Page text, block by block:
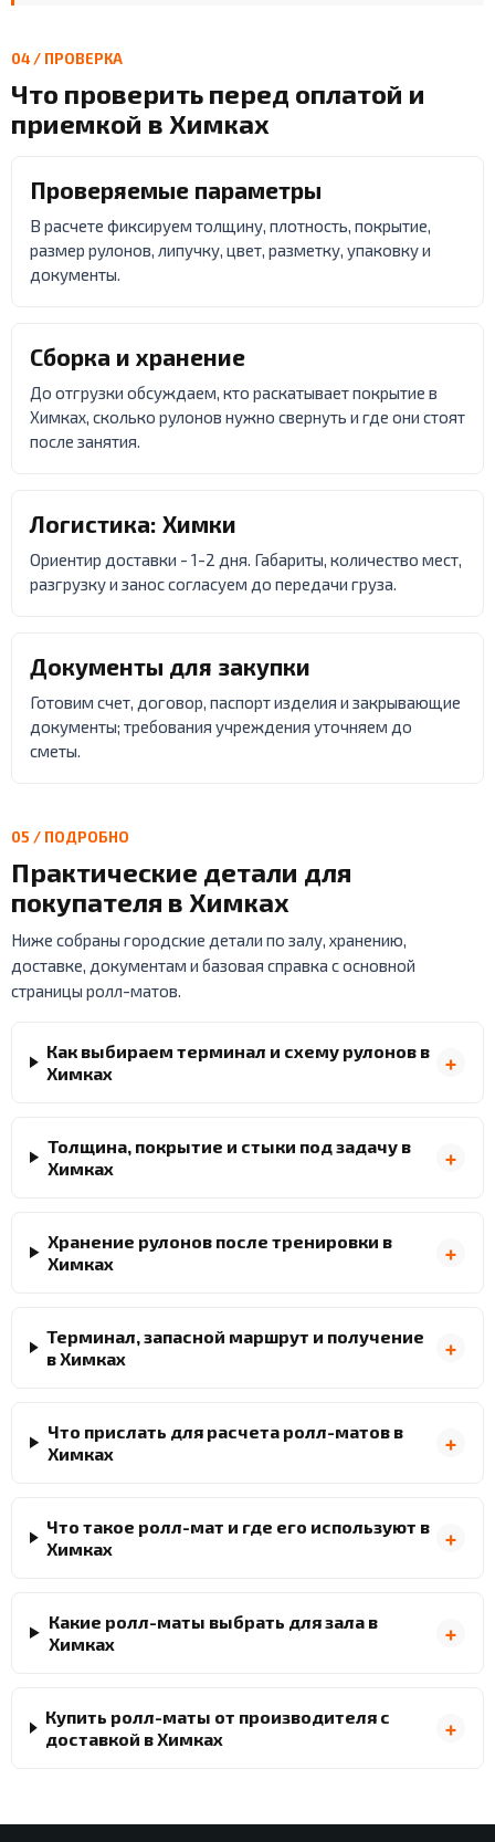
04 / ПРОВЕРКА
Что проверить перед оплатой и
приемкой в Химках
Проверяемые параметры
В расчете фиксируем толщину, плотность, покрытие,
размер рулонов, липучку, цвет, разметку, упаковку и
документы.
Сборка и хранение
До отгрузки обсуждаем, кто раскатывает покрытие в
Химках, сколько рулонов нужно свернуть и где они стоят
после занятия.
Логистика: Химки
Ориентир доставки - 1-2 дня. Габариты, количество мест,
разгрузку и занос согласуем до передачи груза.
Документы для закупки
Готовим счет, договор, паспорт изделия и закрывающие
документы; требования учреждения уточняем до
сметы.
05 / ПОДРОБНО
Практические детали для
покупателя в Химках
Ниже собраны городские детали по залу, хранению,
доставке, документам и базовая справка с основной
страницы ролл-матов.
Как выбираем терминал и схему рулонов в
Химках
Толщина, покрытие и стыки под задачу в
Химках
Хранение рулонов после тренировки в
Химках
Терминал, запасной маршрут и получение
в Химках
Что прислать для расчета ролл-матов в
Химках
Что такое ролл-мат и где его используют в
Химках
Какие ролл-маты выбрать для зала в
Химках
Купить ролл-маты от производителя с
доставкой в Химках